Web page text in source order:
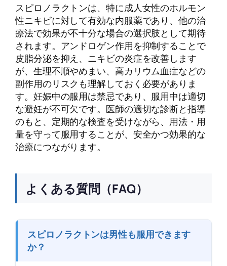
スピロノラクトンは、特に成人女性のホルモン
性ニキビに対して有効な内服薬であり、他の治
療法で効果が不十分な場合の選択肢として期待
されます。アンドロゲン作用を抑制することで
皮脂分泌を抑え、ニキビの炎症を改善します
が、生理不順やめまい、高カリウム血症などの
副作用のリスクも理解しておく必要がありま
す。妊娠中の服用は禁忌であり、服用中は適切
な避妊が不可欠です。医師の適切な診断と指導
のもと、定期的な検査を受けながら、用法・用
量を守って服用することが、安全かつ効果的な
治療につながります。
よくある質問（FAQ）
スピロノラクトンは男性も服用できます
か？